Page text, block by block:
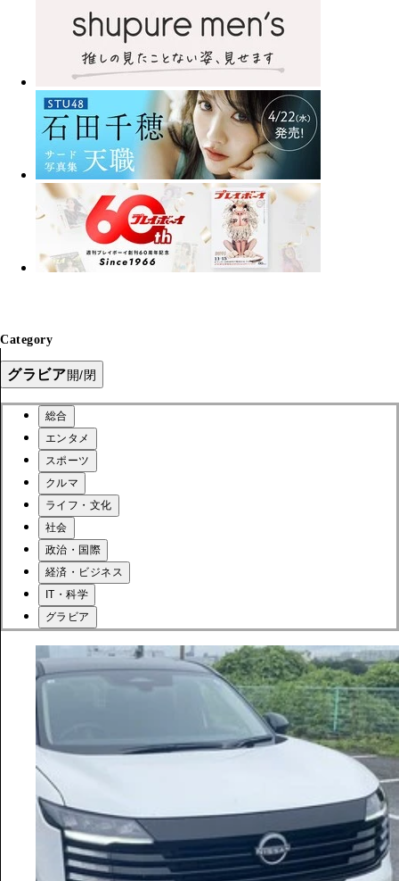
Category
グラビア開/閉
総合
エンタメ
スポーツ
クルマ
ライフ・文化
社会
政治・国際
経済・ビジネス
IT・科学
グラビア